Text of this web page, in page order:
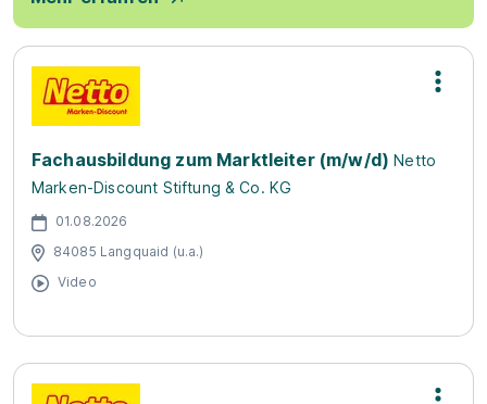
Fachausbildung zum Marktleiter (m/w/d) Netto
Marken-Discount Stiftung & Co. KG
01.08.2026
84085 Langquaid (u.a.)
Video